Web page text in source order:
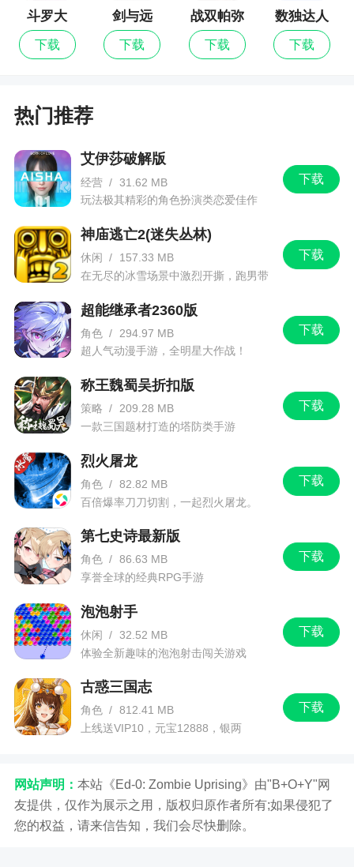
斗罗大
陆：猎魂
世界
下载
剑与远
征：启程
下载
战双帕弥
什
下载
数独达人
下载
热门推荐
下载
艾伊莎破解版
经营 / 31.62 MB
玩法极其精彩的角色扮演类恋爱佳作
下载
神庙逃亡2(迷失丛林)
休闲 /
157.33 MB
在无尽的冰雪场景中激烈开撕，跑男带
下载
超能继承者2360版
角色 /
294.97 MB
超人气动漫手游，全明星大作战！
下载
称王魏蜀吴折扣版
策略 / 209.28 MB
一款三国题材打造的塔防类手游
下载
烈火屠龙
角色 / 82.82 MB
百倍爆率刀刀切割，一起烈火屠龙。
下载
第七史诗最新版
角色 / 86.63 MB
享誉全球的经典RPG手游
下载
泡泡射手
休闲 / 32.52 MB
体验全新趣味的泡泡射击闯关游戏
下载
古惑三国志
角色 / 812.41 MB
上线送VIP10，元宝12888，银两
网站声明： 本站《Ed-0: Zombie Uprising》由"B+O+Y"网
友提供，仅作为展示之用，版权归原作者所有;如果侵犯了
您的权益，请来信告知，我们会尽快删除。